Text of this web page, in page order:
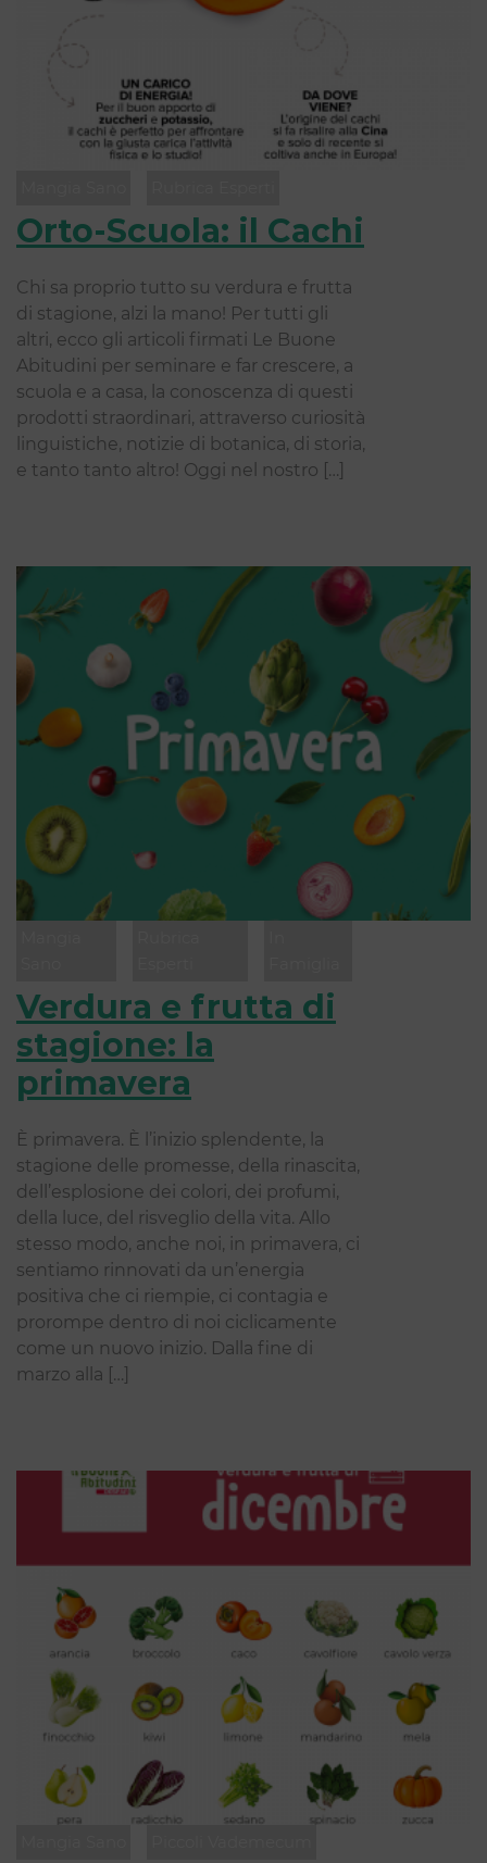
Orto-Scuola: il Cachi
Chi sa proprio tutto su verdura e frutta
di stagione, alzi la mano! Per tutti gli
altri, ecco gli articoli ﬁrmati Le Buone
Abitudini per seminare e far crescere, a
scuola e a casa, la conoscenza di questi
prodotti straordinari, attraverso curiosità
linguistiche, notizie di botanica, di storia,
e tanto tanto altro! Oggi nel nostro […]
Verdura e frutta di
stagione: la
primavera
È primavera. È l’inizio splendente, la
stagione delle promesse, della rinascita,
dell’esplosione dei colori, dei profumi,
della luce, del risveglio della vita. Allo
stesso modo, anche noi, in primavera, ci
sentiamo rinnovati da un’energia
positiva che ci riempie, ci contagia e
prorompe dentro di noi ciclicamente
come un nuovo inizio. Dalla fine di
marzo alla […]